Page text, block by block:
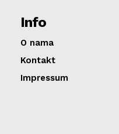
Info
O nama
Kontakt
Impressum